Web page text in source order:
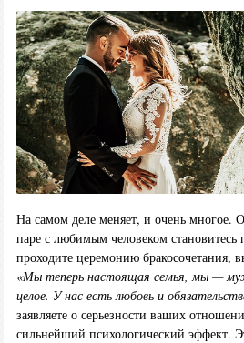
На самом деле меняет, и очень многое.
паре с любимым человеком становитесь
проходите церемонию бракосочетания,
«Мы теперь настоящая семья, мы —
целое. У нас есть любовь и
заявляете о серьезности ваших
сильнейший психологический эффект.